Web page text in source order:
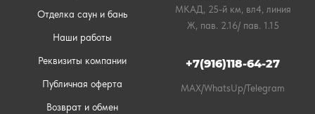
Отделка саун и бань
Наши работы
Реквизиты компании
Публичная оферта
Возврат и обмен
МКАД, 25-й км, вл4, линия
Ж, пав. 2.16/ пав. 1.15
+7(916)118-64-27
MAX/WhatsUp/Telegram